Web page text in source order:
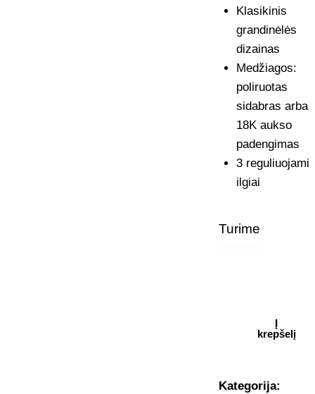
Klasikinis
grandinėlės
dizainas
Medžiagos:
poliruotas
sidabras arba
18K aukso
padengimas
3 reguliuojami
ilgiai
Turime
Į
krepšelį
Kategorija: